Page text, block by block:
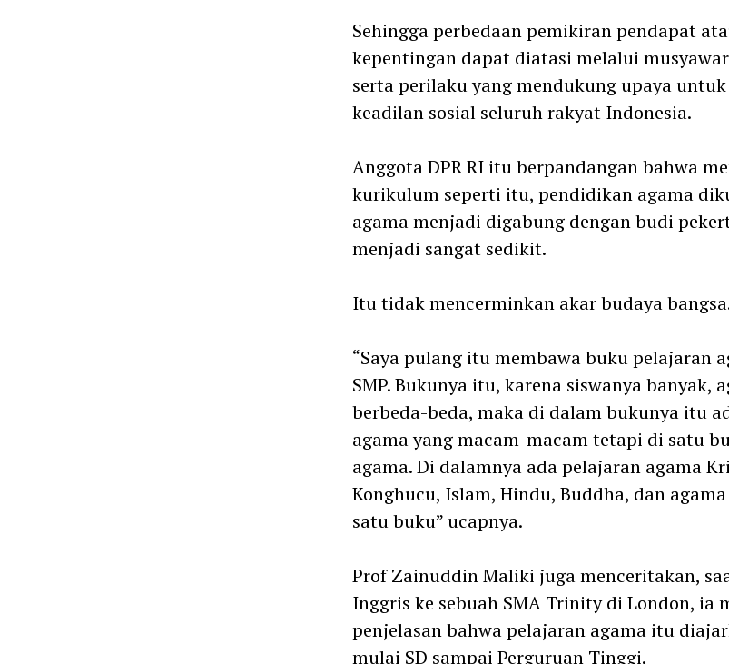
Sehingga perbedaan pemikiran pendapat
kepentingan dapat diatasi melalui
serta perilaku yang mendukung upaya
keadilan sosial seluruh rakyat Indonesia.
Anggota DPR RI itu berpandangan bahwa
kurikulum seperti itu, pendidikan agama
agama menjadi digabung dengan budi
menjadi sangat sedikit.
Itu tidak mencerminkan akar budaya
“Saya pulang itu membawa buku pelajaran
SMP. Bukunya itu, karena siswanya banyak,
berbeda-beda, maka di dalam bukunya itu
agama yang macam-macam tetapi di satu
agama. Di dalamnya ada pelajaran agama
Konghucu, Islam, Hindu, Buddha, dan
satu buku” ucapnya.
Prof Zainuddin Maliki juga menceritakan,
Inggris ke sebuah SMA Trinity di London, ia
penjelasan bahwa pelajaran agama itu
mulai SD sampai Perguruan Tinggi.